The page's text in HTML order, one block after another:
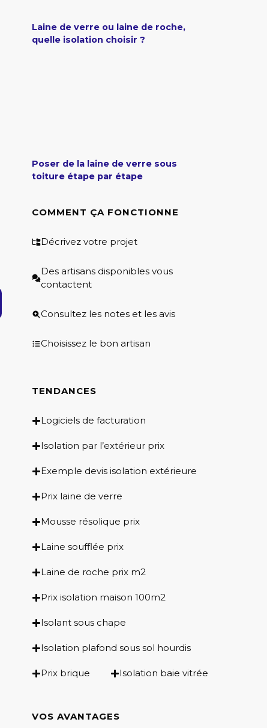
Laine de verre ou laine de roche,
quelle isolation choisir ?
Poser de la laine de verre sous
toiture étape par étape
COMMENT ÇA FONCTIONNE
Décrivez votre projet
Des artisans disponibles vous
contactent
Consultez les notes et les avis
Choisissez le bon artisan
TENDANCES
Logiciels de facturation
Isolation par l’extérieur prix
Exemple devis isolation extérieure
Prix laine de verre
Mousse résolique prix
Laine soufflée prix
Laine de roche prix m2
Prix isolation maison 100m2
Isolant sous chape
Isolation plafond sous sol hourdis
Prix brique Isolation baie vitrée
VOS AVANTAGES